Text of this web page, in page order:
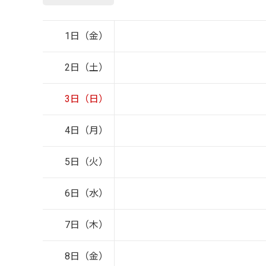
1日（金）
2日（土）
3日（日）
4日（月）
5日（火）
6日（水）
7日（木）
8日（金）